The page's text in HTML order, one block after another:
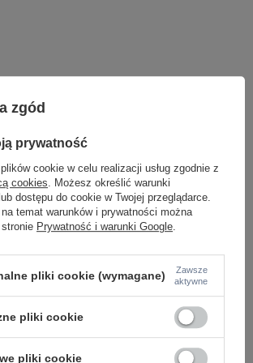
LAMPY WEWNĘTRZNE
KINKIETY NAD LUSTRO
LAMPKI NOCNE
KRYSZTAŁOWE
LAMPY WISZĄCE CZARNE
LAMPY WISZĄCE - OKRĘGI
KINKIETY DO SYPIALNI
SUFITOWE OKRĄGŁE
zgód
prywatność
cookie w celu realizacji usług zgodnie z
cookies. Możesz określić warunki
dostępu do cookie w Twojej przeglądarce.
temat warunków i prywatności można
Prywatność i warunki Google.
pliki cookie (wymagane)
Zawsze
aktywne
pliki cookie
pliki cookie